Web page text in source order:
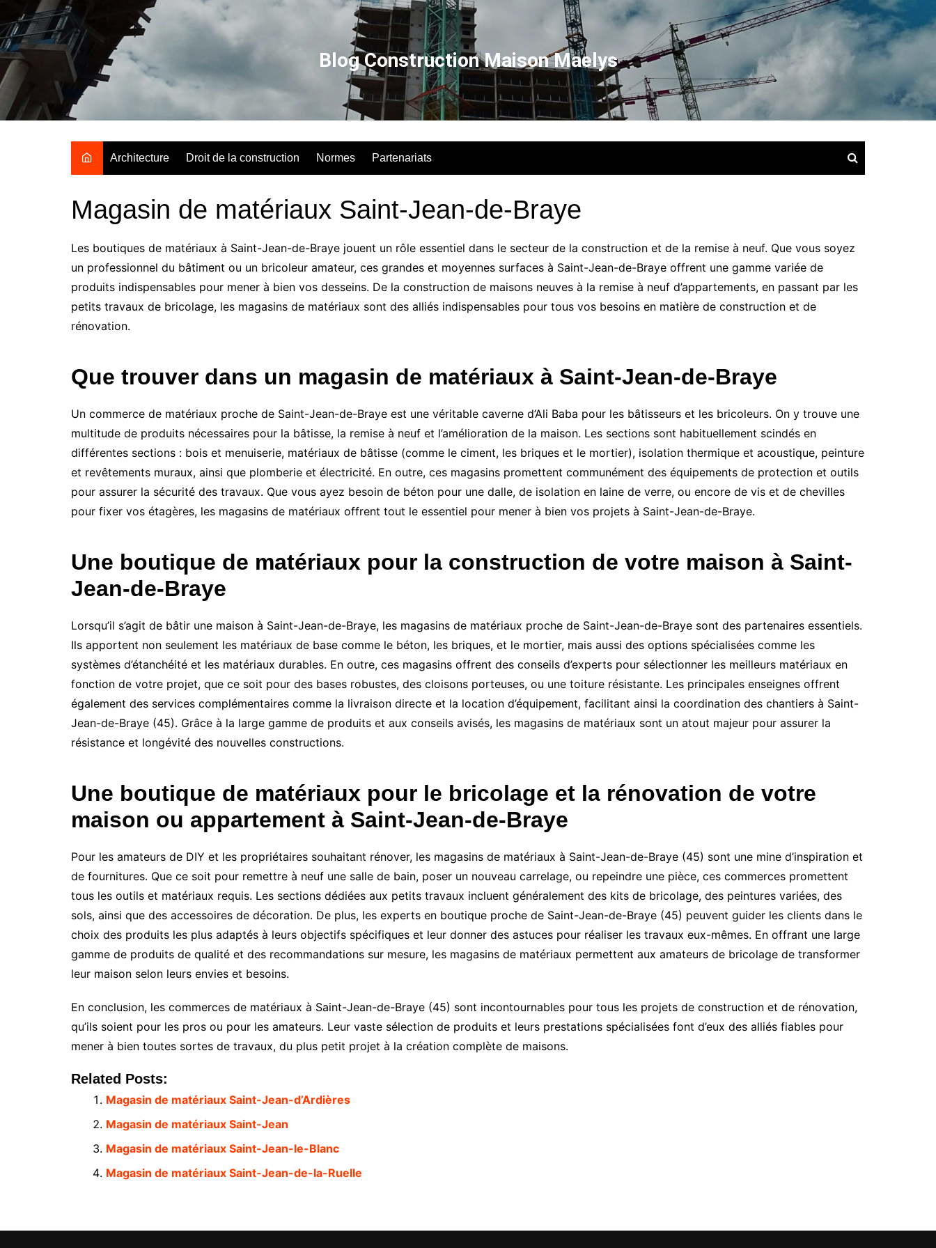
au
contenu
Blog Construction Maison Maelys
Architecture Droit de la construction Normes Partenariats
Magasin de matériaux Saint-Jean-de-Braye
Les boutiques de matériaux à Saint-Jean-de-Braye jouent un rôle essentiel dans le secteur de la construction et de la remise à neuf. Que vous soyez
un professionnel du bâtiment ou un bricoleur amateur, ces grandes et moyennes surfaces à Saint-Jean-de-Braye offrent une gamme variée de
produits indispensables pour mener à bien vos desseins. De la construction de maisons neuves à la remise à neuf d’appartements, en passant par les
petits travaux de bricolage, les magasins de matériaux sont des alliés indispensables pour tous vos besoins en matière de construction et de
rénovation.
Que trouver dans un magasin de matériaux à Saint-Jean-de-Braye
Un commerce de matériaux proche de Saint-Jean-de-Braye est une véritable caverne d’Ali Baba pour les bâtisseurs et les bricoleurs. On y trouve une
multitude de produits nécessaires pour la bâtisse, la remise à neuf et l’amélioration de la maison. Les sections sont habituellement scindés en
différentes sections : bois et menuiserie, matériaux de bâtisse (comme le ciment, les briques et le mortier), isolation thermique et acoustique, peinture
et revêtements muraux, ainsi que plomberie et électricité. En outre, ces magasins promettent communément des équipements de protection et outils
pour assurer la sécurité des travaux. Que vous ayez besoin de béton pour une dalle, de isolation en laine de verre, ou encore de vis et de chevilles
pour fixer vos étagères, les magasins de matériaux offrent tout le essentiel pour mener à bien vos projets à Saint-Jean-de-Braye.
Une boutique de matériaux pour la construction de votre maison à Saint-
Jean-de-Braye
Lorsqu’il s’agit de bâtir une maison à Saint-Jean-de-Braye, les magasins de matériaux proche de Saint-Jean-de-Braye sont des partenaires essentiels.
Ils apportent non seulement les matériaux de base comme le béton, les briques, et le mortier, mais aussi des options spécialisées comme les
systèmes d’étanchéité et les matériaux durables. En outre, ces magasins offrent des conseils d’experts pour sélectionner les meilleurs matériaux en
fonction de votre projet, que ce soit pour des bases robustes, des cloisons porteuses, ou une toiture résistante. Les principales enseignes offrent
également des services complémentaires comme la livraison directe et la location d’équipement, facilitant ainsi la coordination des chantiers à Saint-
Jean-de-Braye (45). Grâce à la large gamme de produits et aux conseils avisés, les magasins de matériaux sont un atout majeur pour assurer la
résistance et longévité des nouvelles constructions.
Une boutique de matériaux pour le bricolage et la rénovation de votre
maison ou appartement à Saint-Jean-de-Braye
Pour les amateurs de DIY et les propriétaires souhaitant rénover, les magasins de matériaux à Saint-Jean-de-Braye (45) sont une mine d’inspiration et
de fournitures. Que ce soit pour remettre à neuf une salle de bain, poser un nouveau carrelage, ou repeindre une pièce, ces commerces promettent
tous les outils et matériaux requis. Les sections dédiées aux petits travaux incluent généralement des kits de bricolage, des peintures variées, des
sols, ainsi que des accessoires de décoration. De plus, les experts en boutique proche de Saint-Jean-de-Braye (45) peuvent guider les clients dans le
choix des produits les plus adaptés à leurs objectifs spécifiques et leur donner des astuces pour réaliser les travaux eux-mêmes. En offrant une large
gamme de produits de qualité et des recommandations sur mesure, les magasins de matériaux permettent aux amateurs de bricolage de transformer
leur maison selon leurs envies et besoins.
En conclusion, les commerces de matériaux à Saint-Jean-de-Braye (45) sont incontournables pour tous les projets de construction et de rénovation,
qu’ils soient pour les pros ou pour les amateurs. Leur vaste sélection de produits et leurs prestations spécialisées font d’eux des alliés fiables pour
mener à bien toutes sortes de travaux, du plus petit projet à la création complète de maisons.
Related Posts:
Magasin de matériaux Saint-Jean-d’Ardières
Magasin de matériaux Saint-Jean
Magasin de matériaux Saint-Jean-le-Blanc
Magasin de matériaux Saint-Jean-de-la-Ruelle